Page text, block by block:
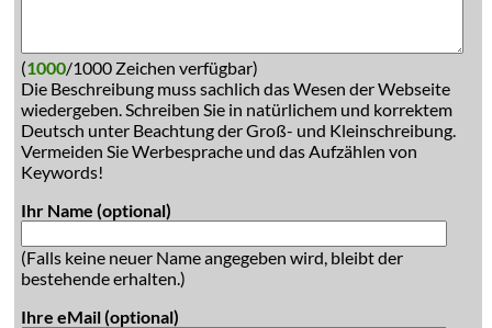
(1000/1000 Zeichen verfügbar)
Die Beschreibung muss sachlich das Wesen der Webseite
wiedergeben. Schreiben Sie in natürlichem und korrektem
Deutsch unter Beachtung der Groß- und Kleinschreibung.
Vermeiden Sie Werbesprache und das Aufzählen von
Keywords!
Ihr Name (optional)
(Falls keine neuer Name angegeben wird, bleibt der
bestehende erhalten.)
Ihre eMail (optional)